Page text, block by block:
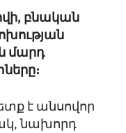
բնական
մարդ
է անսովոր
նախորդ